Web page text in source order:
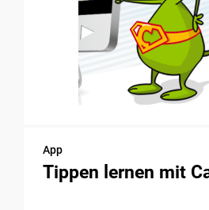
App
Tippen lernen mit